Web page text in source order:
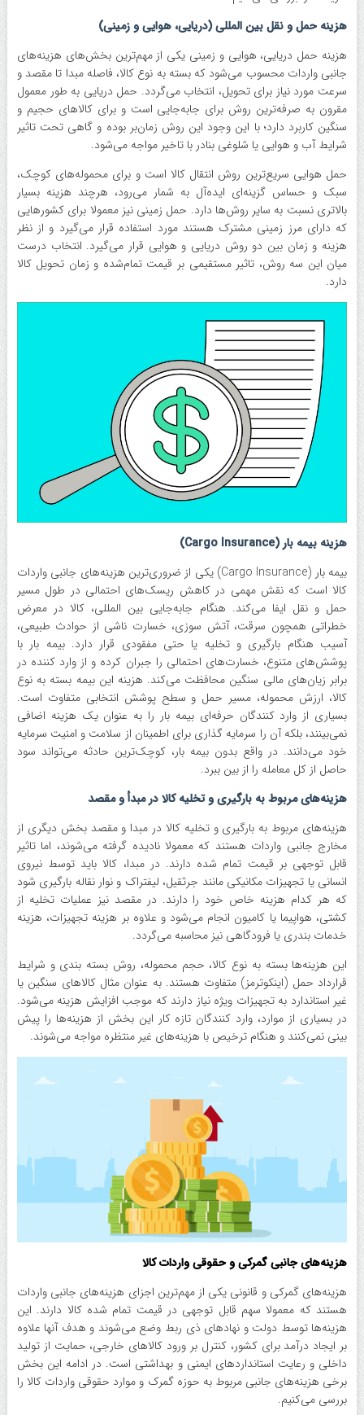
هزینه حمل و نقل بین المللی (دریایی، هوایی و زمینی)
هزینه حمل دریایی، هوایی و زمینی یکی از مهم‌ترین بخش‌های هزینه‌های
جانبی واردات محسوب می‌شود که بسته به نوع کالا، فاصله مبدا تا مقصد و
سرعت مورد نیاز برای تحویل، انتخاب می‌گردد. حمل دریایی به طور معمول
مقرون به صرفه‌ترین روش برای جابه‌جایی است و برای کالا‌های حجیم و
سنگین کاربرد دارد؛ با این وجود این روش زمان‌بر بوده و گاهی تحت تاثیر
شرایط آب و هوایی یا شلوغی بنادر با تاخیر مواجه می‌شود.
حمل هوایی سریع‌ترین روش انتقال کالا است و برای محموله‌های کوچک،
سبک و حساس گزینه‌ای ایده‌آل به شمار می‌رود، هرچند هزینه بسیار
بالاتری نسبت به سایر روش‌ها دارد. حمل زمینی نیز معمولا برای کشور‌هایی
که دارای مرز زمینی مشترک هستند مورد استفاده قرار می‌گیرد و از نظر
هزینه و زمان بین دو روش دریایی و هوایی قرار می‌گیرد. انتخاب درست
میان این سه روش، تاثیر مستقیمی بر قیمت تمام‌شده و زمان تحویل کالا
دارد.
هزینه بیمه بار (Cargo Insurance)
بیمه بار (Cargo Insurance) یکی از ضروری‌ترین هزینه‌های جانبی واردات
کالا است که نقش مهمی در کاهش ریسک‌های احتمالی در طول مسیر
حمل و نقل ایفا می‌کند. هنگام جابه‌جایی بین المللی، کالا در معرض
خطراتی همچون سرقت، آتش سوزی، خسارت ناشی از حوادث طبیعی،
آسیب هنگام بارگیری و تخلیه یا حتی مفقودی قرار دارد. بیمه بار با
پوشش‌های متنوع، خسارت‌های احتمالی را جبران کرده و از وارد کننده در
برابر زیان‌های مالی سنگین محافظت می‌کند. هزینه این بیمه بسته به نوع
کالا، ارزش محموله، مسیر حمل و سطح پوشش انتخابی متفاوت است.
بسیاری از وارد کنندگان حرفه‌ای بیمه بار را به عنوان یک هزینه اضافی
نمی‌بینند، بلکه آن را سرمایه گذاری برای اطمینان از سلامت و امنیت سرمایه
خود می‌دانند. در واقع بدون بیمه بار، کوچک‌ترین حادثه می‌تواند سود
حاصل از کل معامله را از بین ببرد.
هزینه‌های مربوط به بارگیری و تخلیه کالا در مبدأ و مقصد
هزینه‌های مربوط به بارگیری و تخلیه کالا در مبدا و مقصد بخش دیگری از
مخارج جانبی واردات هستند که معمولا نادیده گرفته می‌شوند، اما تاثیر
قابل توجهی بر قیمت تمام شده دارند. در مبدا، کالا باید توسط نیروی
انسانی یا تجهیزات مکانیکی مانند جرثقیل، لیفتراک و نوار نقاله بارگیری شود
که هر کدام هزینه خاص خود را دارند. در مقصد نیز عملیات تخلیه از
کشتی، هواپیما یا کامیون انجام می‌شود و علاوه بر هزینه تجهیزات، هزینه
خدمات بندری یا فرودگاهی نیز محاسبه می‌گردد.
این هزینه‌ها بسته به نوع کالا، حجم محموله، روش بسته بندی و شرایط
قرارداد حمل (اینکوترمز) متفاوت هستند. به عنوان مثال کالا‌های سنگین یا
غیر استاندارد به تجهیزات ویژه نیاز دارند که موجب افزایش هزینه می‌شود.
در بسیاری از موارد، وارد کنندگان تازه کار این بخش از هزینه‌ها را پیش
بینی نمی‌کنند و هنگام ترخیص با هزینه‌های غیر منتظره مواجه می‌شوند.
هزینه‌های جانبی گمرکی و حقوقی واردات کالا
هزینه‌های گمرکی و قانونی یکی از مهم‌ترین اجزای هزینه‌های جانبی واردات
هستند که معمولا سهم قابل توجهی در قیمت تمام شده کالا دارند. این
هزینه‌ها توسط دولت و نهاد‌های ذی ربط وضع می‌شوند و هدف آنها علاوه
بر ایجاد درآمد برای کشور، کنترل بر ورود کالا‌های خارجی، حمایت از تولید
داخلی و رعایت استاندارد‌های ایمنی و بهداشتی است. در ادامه این بخش
برخی هزینه‌های جانبی مربوط به حوزه گمرک و موارد حقوقی واردات کالا را
بررسی می‌کنیم.